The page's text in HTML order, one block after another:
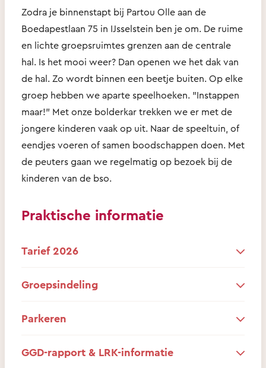
Zodra je binnenstapt bij Partou Olle aan de
Boedapestlaan 75 in IJsselstein ben je om. De ruime
en lichte groepsruimtes grenzen aan de centrale
hal. Is het mooi weer? Dan openen we het dak van
de hal. Zo wordt binnen een beetje buiten. Op elke
groep hebben we aparte speelhoeken. "Instappen
maar!" Met onze bolderkar trekken we er met de
jongere kinderen vaak op uit. Naar de speeltuin, of
eendjes voeren of samen boodschappen doen. Met
de peuters gaan we regelmatig op bezoek bij de
kinderen van de bso.
Praktische informatie
Tarief 2026
Groepsindeling
Parkeren
GGD-rapport & LRK-informatie